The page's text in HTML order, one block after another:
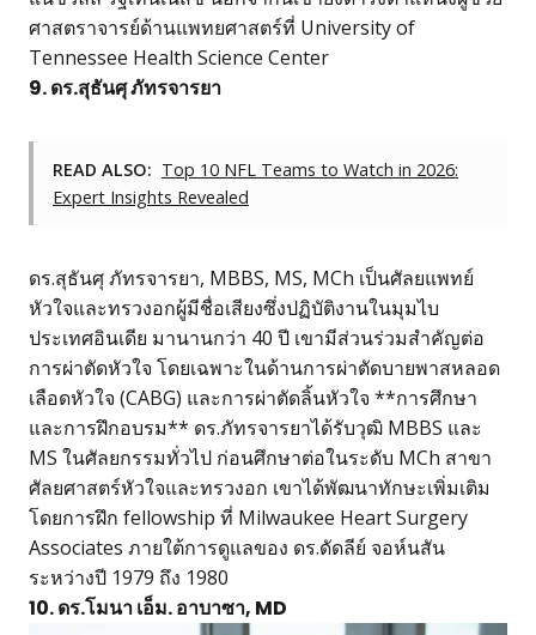
ศาสตราจารย์ด้านแพทยศาสตร์ที่ University of
Tennessee Health Science Center
9. ดร.สุธันศุ ภัทรจารยา
READ ALSO: Top 10 NFL Teams to Watch in 2026:
Expert Insights Revealed
ดร.สุธันศุ ภัทรจารยา, MBBS, MS, MCh เป็นศัลยแพทย์
หัวใจและทรวงอกผู้มีชื่อเสียงซึ่งปฏิบัติงานในมุมไบ
ประเทศอินเดีย มานานกว่า 40 ปี เขามีส่วนร่วมสำคัญต่อ
การผ่าตัดหัวใจ โดยเฉพาะในด้านการผ่าตัดบายพาสหลอด
เลือดหัวใจ (CABG) และการผ่าตัดลิ้นหัวใจ **การศึกษา
และการฝึกอบรม** ดร.ภัทรจารยาได้รับวุฒิ MBBS และ
MS ในศัลยกรรมทั่วไป ก่อนศึกษาต่อในระดับ MCh สาขา
ศัลยศาสตร์หัวใจและทรวงอก เขาได้พัฒนาทักษะเพิ่มเติม
โดยการฝึก fellowship ที่ Milwaukee Heart Surgery
Associates ภายใต้การดูแลของ ดร.ดัดลีย์ จอห์นสัน
ระหว่างปี 1979 ถึง 1980
10. ดร.โมนา เอ็ม. อาบาซา, MD